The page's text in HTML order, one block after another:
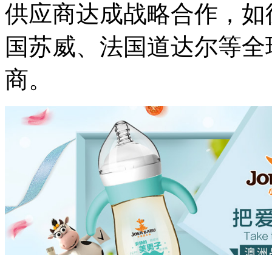
供应商达成战略合作，
国苏威、法国道达尔等
商。